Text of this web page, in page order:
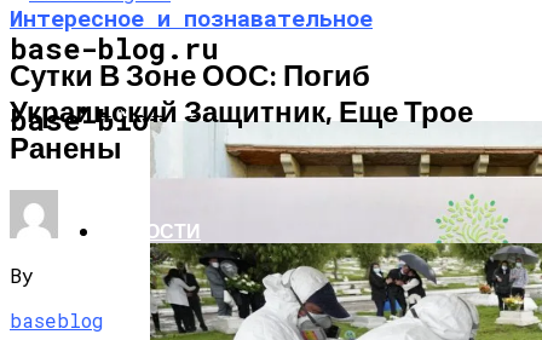
base-blog.ru
base-blog.ru
ЭКОНОМИКА И ПОЛИТИКА
НОВОСТИ
Интересное и познавательное
Сутки В Зоне ООС: Погиб
Украинский Защитник, Еще Трое
Ранены
By
baseblog